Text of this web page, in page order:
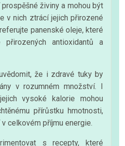
živiny a mohou být
v nich ztrácí jejich přirozené
panenské oleje, které
antioxidantů a
že i zdravé tuky by
v rozumném množství. I
vysoké kalorie mohou
přírůstku hmotnosti,
celkovém příjmu energie.
s recepty, které